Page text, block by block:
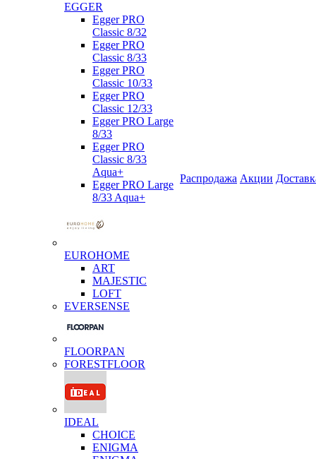
EGGER
Egger PRO
Classic 8/32
Egger PRO
Classic 8/33
Egger PRO
Classic 10/33
Egger PRO
Classic 12/33
Egger PRO Large
8/33
Egger PRO
Classic 8/33
Aqua+
Egger PRO Large
8/33 Aqua+
EUROHOME
ART
MAJESTIC
LOFT
EVERSENSE
FLOORPAN
FORESTFLOOR
IDEAL
CHOICE
ENIGMA
Распродажа Акции